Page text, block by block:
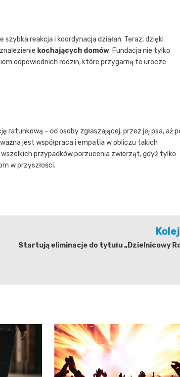
reakcja i koordynacja działań. Teraz, dzięki
kochających domów. Fundacja nie tylko
odpowiednich rodzin, które przygarną te urocze
– od osoby zgłaszającej, przez jej psa, aż
ważna jest współpraca i empatia w obliczu takich
przypadków porzucenia zwierząt, gdyż tylko
w przyszłości.
Startują eliminacje do tytułu „Dzielnicowy